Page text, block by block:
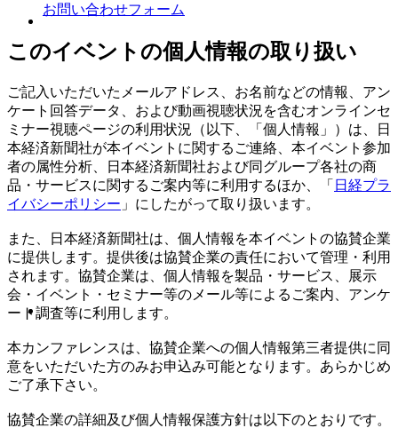
お問い合わせフォーム
このイベントの個人情報の取り扱い
ご記入いただいたメールアドレス、お名前などの情報、アン
ケート回答データ、および動画視聴状況を含むオンラインセ
ミナー視聴ページの利用状況（以下、「個人情報」）は、日
本経済新聞社が本イベントに関するご連絡、本イベント参加
者の属性分析、日本経済新聞社および同グループ各社の商
品・サービスに関するご案内等に利用するほか、「 日経プラ
イバシーポリシー 」にしたがって取り扱います。
また、日本経済新聞社は、個人情報を本イベントの協賛企業
に提供します。提供後は協賛企業の責任において管理・利用
されます。協賛企業は、個人情報を製品・サービス、展示
会・イベント・セミナー等のメール等によるご案内、アンケ
ート調査等に利用します。
本カンファレンスは、協賛企業への個人情報第三者提供に同
意をいただいた方のみお申込み可能となります。あらかじめ
ご了承下さい。
協賛企業の詳細及び個人情報保護方針は以下のとおりです。